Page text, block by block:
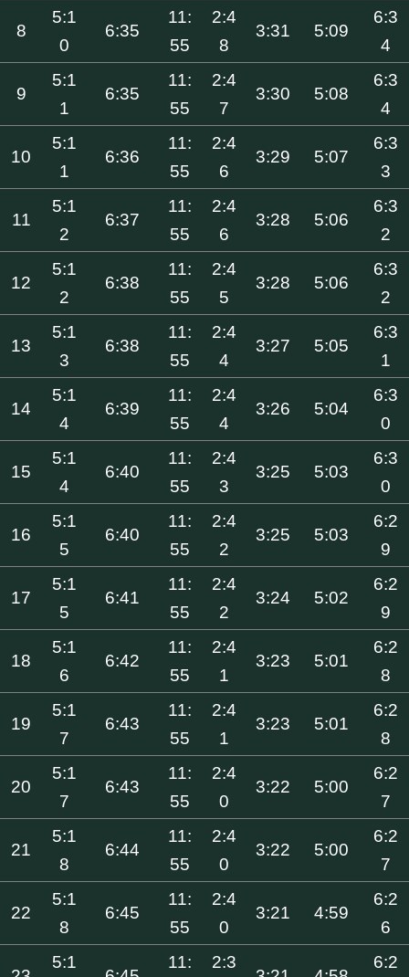
8
5:1
0
6:35
11:
55
2:4
8
3:31 5:09
6:3
4
9
5:1
1
6:35
11:
55
2:4
7
3:30 5:08
6:3
4
10
5:1
1
6:36
11:
55
2:4
6
3:29 5:07
6:3
3
11
5:1
2
6:37
11:
55
2:4
6
3:28 5:06
6:3
2
12
5:1
2
6:38
11:
55
2:4
5
3:28 5:06
6:3
2
13
5:1
3
6:38
11:
55
2:4
4
3:27 5:05
6:3
1
14
5:1
4
6:39
11:
55
2:4
4
3:26 5:04
6:3
0
15
5:1
4
6:40
11:
55
2:4
3
3:25 5:03
6:3
0
16
5:1
5
6:40
11:
55
2:4
2
3:25 5:03
6:2
9
17
5:1
5
6:41
11:
55
2:4
2
3:24 5:02
6:2
9
18
5:1
6
6:42
11:
55
2:4
1
3:23 5:01
6:2
8
19
5:1
7
6:43
11:
55
2:4
1
3:23 5:01
6:2
8
20
5:1
7
6:43
11:
55
2:4
0
3:22 5:00
6:2
7
21
5:1
8
6:44
11:
55
2:4
0
3:22 5:00
6:2
7
22
5:1
8
6:45
11:
55
2:4
0
3:21 4:59
6:2
6
5:1 11: 2:3 6:2